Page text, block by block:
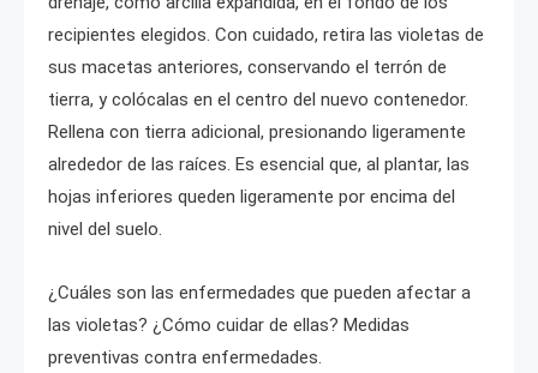
recipientes elegidos. Con cuidado, retira las violetas de
sus macetas anteriores, conservando el terrón de
tierra, y colócalas en el centro del nuevo contenedor.
Rellena con tierra adicional, presionando ligeramente
alrededor de las raíces. Es esencial que, al plantar, las
hojas inferiores queden ligeramente por encima del
nivel del suelo.
¿Cuáles son las enfermedades que pueden afectar a
las violetas? ¿Cómo cuidar de ellas? Medidas
preventivas contra enfermedades.